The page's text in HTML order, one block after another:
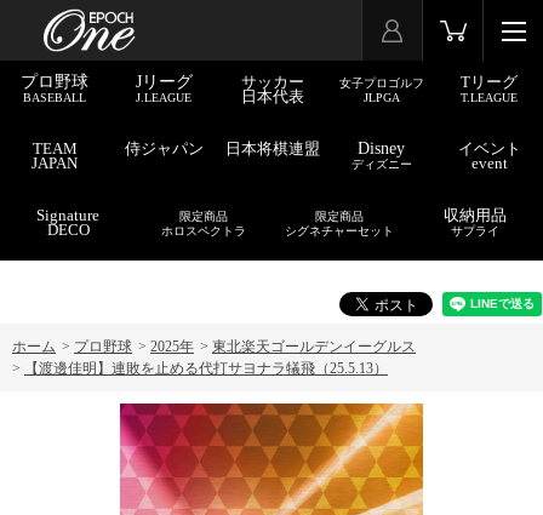
プロ野球
BASEBALL
Jリーグ
J.LEAGUE
サッカー
日本代表
女子プロゴルフ
JLPGA
Tリーグ
T.LEAGUE
TEAM
JAPAN
侍ジャパン 日本将棋連盟 Disney
ディズニー
イベント
event
Signature
DECO
限定商品
ホロスペクトラ
限定商品
シグネチャーセット
収納用品
サプライ
ホーム > プロ野球 > 2025年 > 東北楽天ゴールデンイーグルス
>
【渡邊佳明】連敗を止める代打サヨナラ犠飛（25.5.13）